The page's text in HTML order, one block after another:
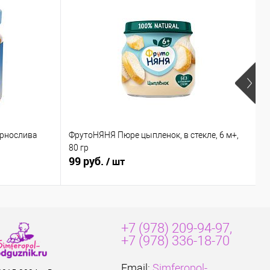
ФрутоНЯНЯ Пюре цыпленок, в стекле, 6 м+,
80 гр
99 руб. / шт
+7 (978) 209-94-97,
+7 (978) 336-18-70